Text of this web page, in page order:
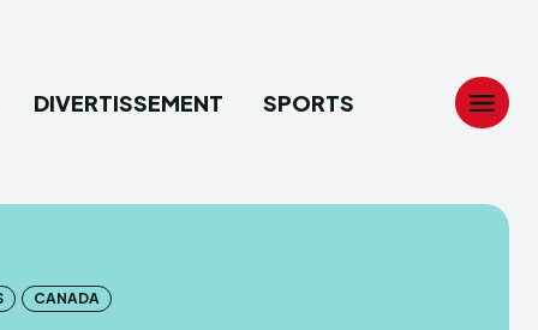
DIVERTISSEMENT SPORTS
CANADA